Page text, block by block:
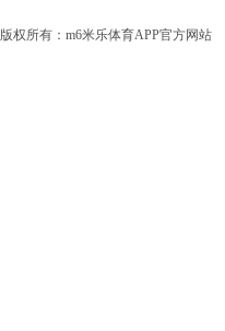
版权所有：m6米乐体育APP官方网站